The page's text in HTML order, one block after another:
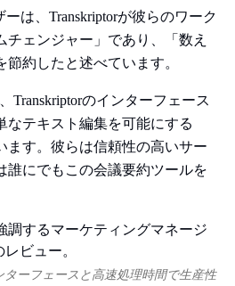
ーは、Transkriptorが彼らのワーク
チェンジャー」であり、「数え
約したと述べています。
Transkriptorのインターフェース
なテキスト編集を可能にする
ます。彼らは信頼性の高いサー
誰にでもこの会議要約ツールを
ターフェースと高速処理時間で生産性